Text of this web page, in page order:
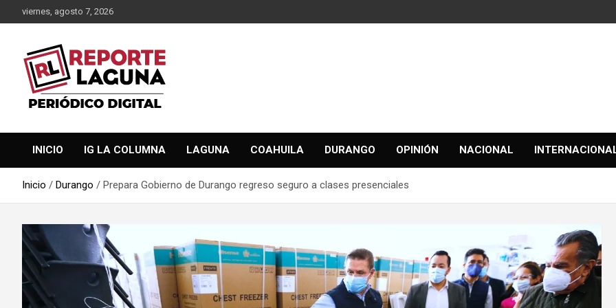
al
viernes, agosto 7, 2026
Reporte Laguna
INICIO IG LA COLUMNA LAGUNA COAHUILA DURANGO OPINIÓN NACIONAL
Inicio Durango Prepara Gobierno de Durango regreso seguro a clases presenciales